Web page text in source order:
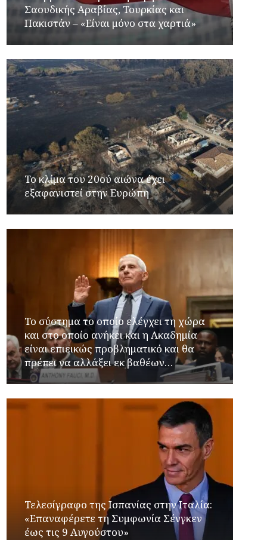
Σαουδικής Αραβίας, Τουρκίας και
Πακιστάν – «Είναι μόνο στα χαρτιά»
Το κλίμα του 20ού αιώνα έχει
εξαφανιστεί στην Ευρώπη
Το σύστημα το οποίο ελέγχει τη χώρα
και στο οποίο ανήκει και η Ακαδημία
είναι επιεικώς προβληματικό και θα
πρέπει να αλλάξει εκ βαθέων…
Τελεσίγραφο της Ισπανίας στην Ιταλία:
«Επαναφέρετε τη Συμφωνία Σένγκεν
έως τις 9 Αυγούστου»